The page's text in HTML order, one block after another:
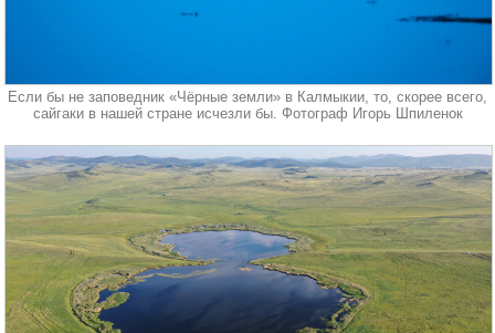
Если бы не заповедник «Чёрные земли» в Калмыкии, то, скорее всего,
сайгаки в нашей стране исчезли бы. Фотограф Игорь Шпиленок